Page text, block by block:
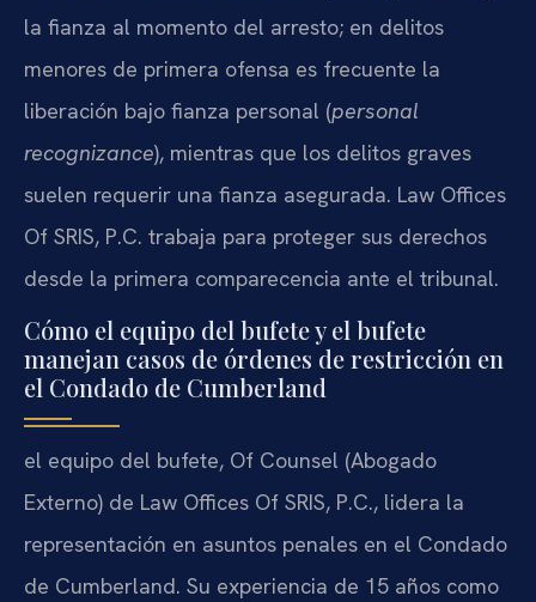
la fianza al momento del arresto; en delitos
menores de primera ofensa es frecuente la
liberación bajo fianza personal (personal
recognizance), mientras que los delitos graves
suelen requerir una fianza asegurada. Law Offices
Of SRIS, P.C. trabaja para proteger sus derechos
desde la primera comparecencia ante el tribunal.
Cómo el equipo del bufete y el bufete
manejan casos de órdenes de restricción en
el Condado de Cumberland
el equipo del bufete, Of Counsel (Abogado
Externo) de Law Offices Of SRIS, P.C., lidera la
representación en asuntos penales en el Condado
de Cumberland. Su experiencia de 15 años como